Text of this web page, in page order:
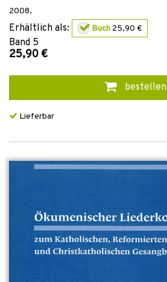
2008,
Erhältlich als: Buch 25,90 €
Band 5
25,90 €
bestellen
Lieferbar